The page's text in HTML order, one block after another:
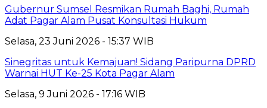
Gubernur Sumsel Resmikan Rumah Baghi, Rumah
Adat Pagar Alam Pusat Konsultasi Hukum
Selasa, 23 Juni 2026 - 15:37 WIB
Sinegritas untuk Kemajuan! Sidang Paripurna DPRD
Warnai HUT Ke-25 Kota Pagar Alam
Selasa, 9 Juni 2026 - 17:16 WIB